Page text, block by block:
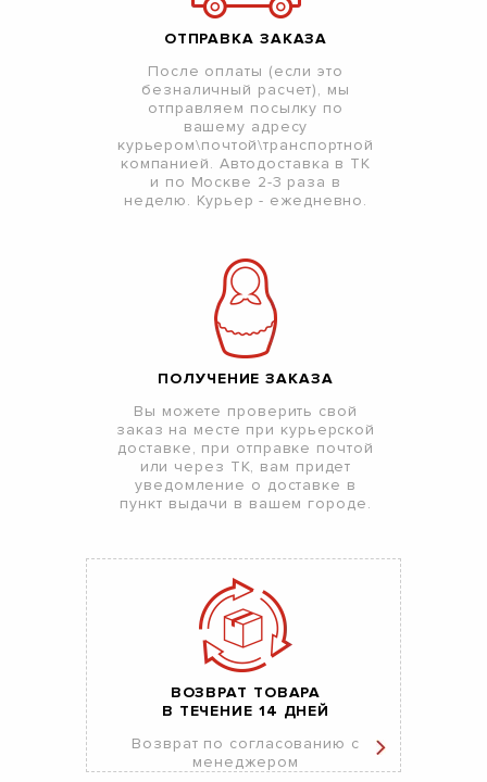
ОТПРАВКА ЗАКАЗА
После оплаты (если это
безналичный расчет), мы
отправляем посылку по
вашему адресу
курьером\почтой\транспортной
компанией. Автодоставка в ТК
и по Москве 2-3 раза в
неделю. Курьер - ежедневно.
ПОЛУЧЕНИЕ ЗАКАЗА
Вы можете проверить свой
заказ на месте при курьерской
доставке, при отправке почтой
или через ТК, вам придет
уведомление о доставке в
пункт выдачи в вашем городе.
ВОЗВРАТ ТОВАРА
В ТЕЧЕНИЕ 14 ДНЕЙ
Возврат по согласованию с
менеджером